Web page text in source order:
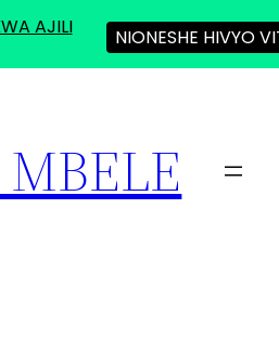
AJILI
NIONESHE HIVYO